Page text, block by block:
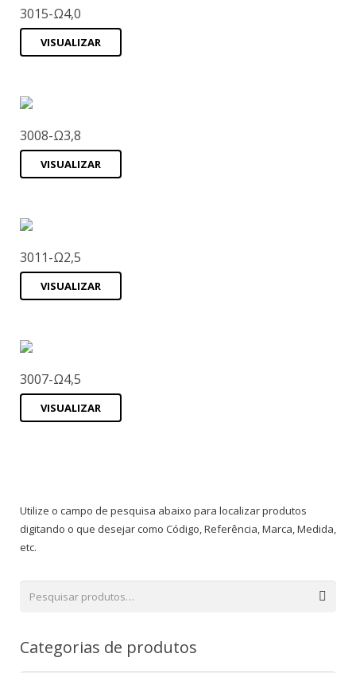
3015-Ω4,0
VISUALIZAR
3008-Ω3,8
VISUALIZAR
3011-Ω2,5
VISUALIZAR
3007-Ω4,5
VISUALIZAR
Utilize o campo de pesquisa abaixo para localizar produtos
digitando o que desejar como Código, Referência, Marca, Medida,
etc.
Categorias de produtos